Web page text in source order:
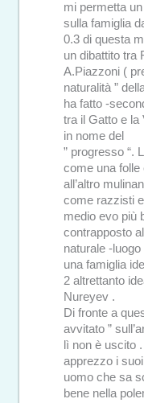
mi permetta
sulla famiglia
0.3 di questa
un dibattito tra
A.Piazzoni (
naturalità ”
ha fatto -
tra il Gatto e la
in nome del
” progresso “.
come una folle
all’altro
come razzisti
medio evo più
contrapposto
naturale -
una famiglia
2 altrettanto
Nureyev .
Di fronte a
avvitato ”
lì non è uscito
apprezzo i
uomo che sa
bene nella